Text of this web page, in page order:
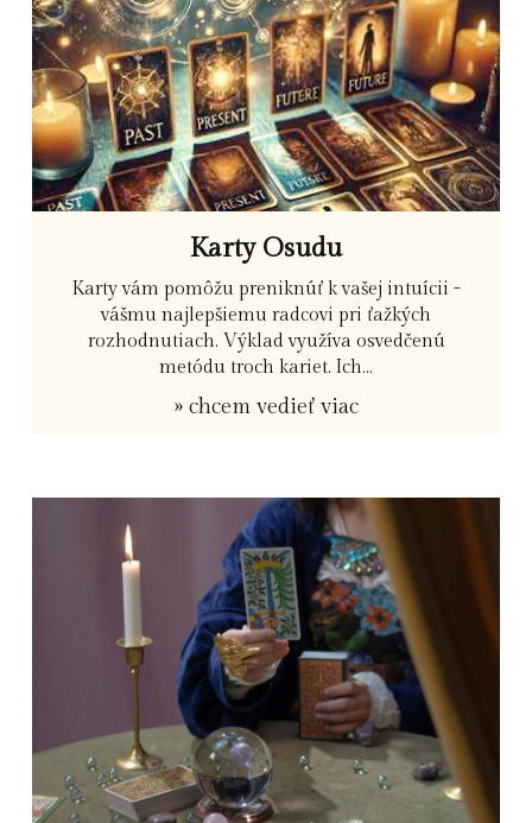
Karty Osudu
Karty vám pomôžu preniknúť k vašej intuícii -
vášmu najlepšiemu radcovi pri ťažkých
rozhodnutiach. Výklad využíva osvedčenú
metódu troch kariet. Ich...
» chcem vedieť viac